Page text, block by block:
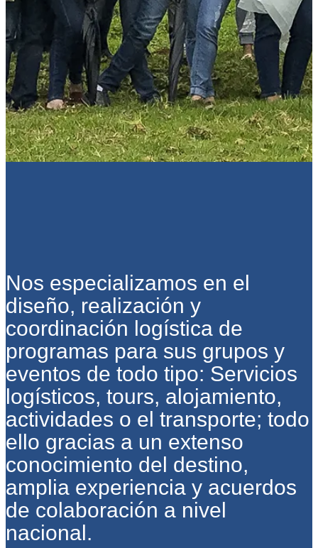
Nos especializamos en el
diseño, realización y
coordinación logística de
programas para sus grupos y
eventos de todo tipo: Servicios
logísticos, tours, alojamiento,
actividades o el transporte; todo
ello gracias a un extenso
conocimiento del destino,
amplia experiencia y acuerdos
de colaboración a nivel
nacional.